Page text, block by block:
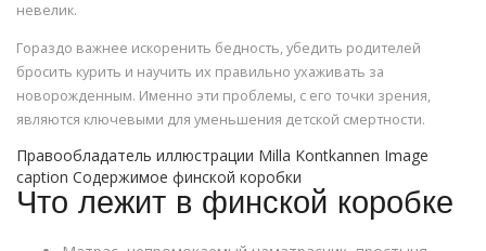
невелик.
Гораздо важнее искоренить бедность, убедить родителей
бросить курить и научить их правильно ухаживать за
новорожденным. Именно эти проблемы, с его точки зрения,
являются ключевыми для уменьшения детской смертности.
Правообладатель иллюстрации Milla Kontkannen Image
caption Содержимое финской коробки
Что лежит в финской коробке